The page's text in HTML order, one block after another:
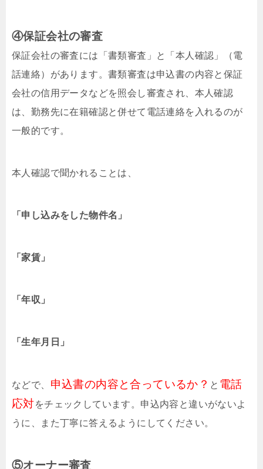
④保証会社の審査
保証会社の審査には「書類審査」と「本人確認」（電
話連絡）があります。書類審査は申込書の内容と保証
会社の信用データなどを照会し審査され、本人確認
は、勤務先に在籍確認と併せて電話連絡を入れるのが
一般的です。
本人確認で聞かれることは、
「申し込みをした物件名」
「家賃」
「年収」
「生年月日」
などで、 申込書の内容と合っているか？ と 電話
応対をチェックしています。申込内容と違いがないよ
うに、また丁寧に答えるようにしてください。
⑤オーナー審査